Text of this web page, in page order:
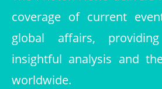
coverage of current
global affairs,
insightful analysis and
worldwide.